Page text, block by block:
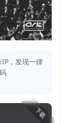
，发现一律
下载